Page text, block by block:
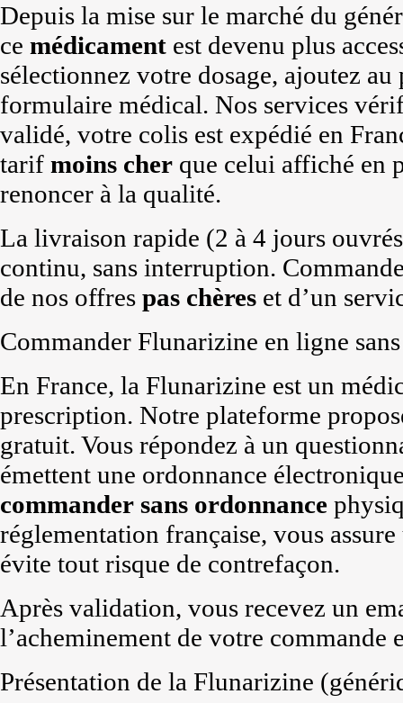
Depuis la mise sur le marché du
ce médicament est devenu plus
sélectionnez votre dosage, ajoutez
formulaire médical. Nos services
validé, votre colis est expédié en
tarif moins cher que celui affiché en
renoncer à la qualité.
La livraison rapide (2 à 4 jours
continu, sans interruption.
de nos offres pas chères et d’un
Commander Flunarizine en ligne
En France, la Flunarizine est un
prescription. Notre plateforme
gratuit. Vous répondez à un
émettent une ordonnance
commander sans ordonnance
réglementation française, vous
évite tout risque de contrefaçon.
Après validation, vous recevez un
l’acheminement de votre commande
Présentation de la Flunarizine